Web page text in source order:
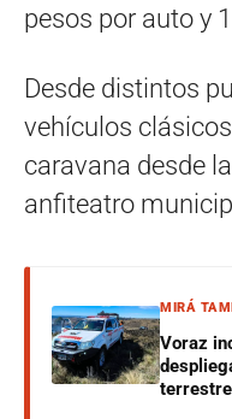
pesos por auto y
Desde distintos
vehículos
caravana desde
anfiteatro
MIRÁ
Voraz
terrestre